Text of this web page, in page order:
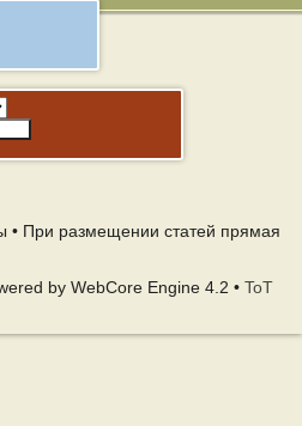
• При размещении статей прямая
by WebCore Engine 4.2 • ToT